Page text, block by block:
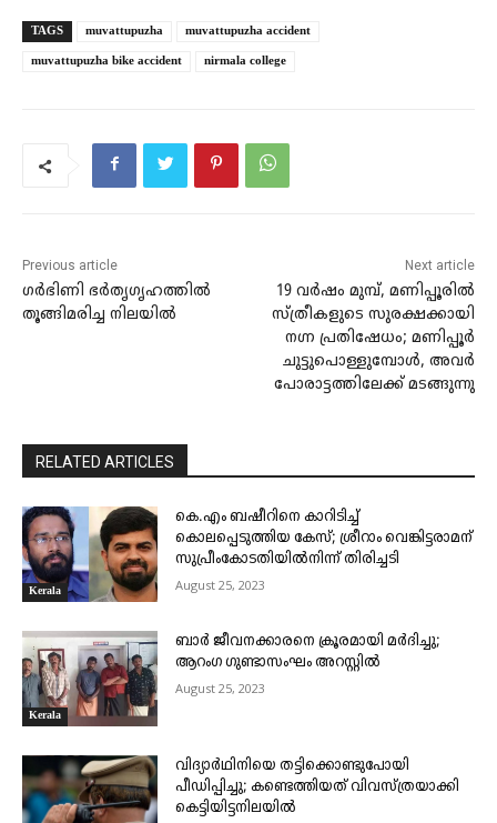
TAGS muvattupuzha
muvattupuzha accident
muvattupuzha bike accident
nirmala college
Previous article
ഗർഭിണി ഭർതൃഗൃഹത്തിൽ
തൂങ്ങിമരിച്ച നിലയിൽ
Next article
19 വർഷം മുമ്പ്, മണിപ്പൂരിൽ
സ്ത്രീകളുടെ സുരക്ഷക്കായി
നഗ്ന പ്രതിഷേധം; മണിപ്പൂർ
ചുട്ടുപൊള്ളുമ്പോൾ, അവർ
പോരാട്ടത്തിലേക്ക് മടങ്ങുന്നു
RELATED ARTICLES
Kerala
കെ.എം ബഷീറിനെ കാറിടിച്ച്
കൊലപ്പെടുത്തിയ കേസ്; ശ്രീറാം വെങ്കിട്ടരാമന്
സുപ്രീംകോടതിയിൽനിന്ന് തിരിച്ചടി
August 25, 2023
Kerala
ബാർ ജീവനക്കാരനെ ക്രൂരമായി മർദിച്ചു;
ആറംഗ ഗുണ്ടാസംഘം അറസ്റ്റിൽ
August 25, 2023
വിദ്യാർഥിനിയെ തട്ടിക്കൊണ്ടുപോയി
പീഡിപ്പിച്ചു; കണ്ടെത്തിയത് വിവസ്ത്രയാക്കി
കെട്ടിയിട്ടനിലയിൽ